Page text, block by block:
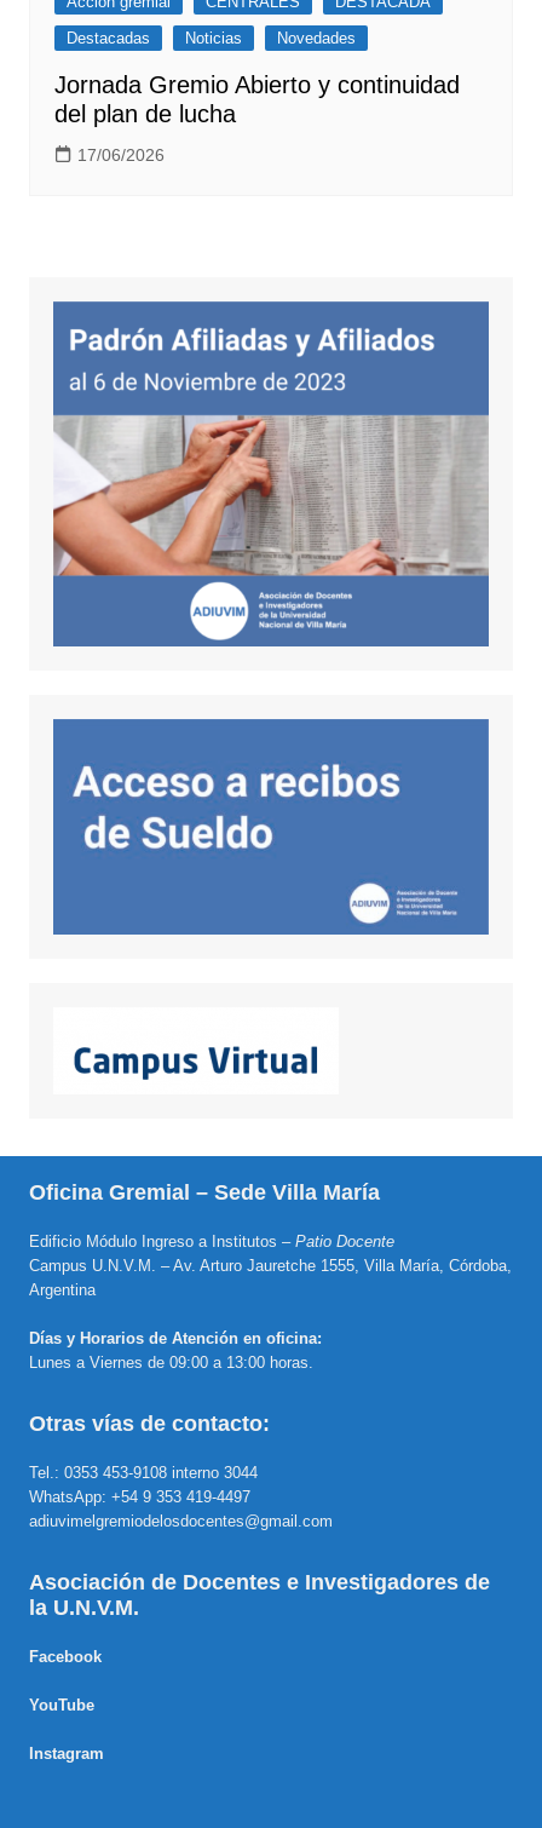
Destacadas
Noticias Novedades
Jornada Gremio Abierto y continuidad
del plan de lucha
17/06/2026
Oficina Gremial – Sede Villa María
Edificio Módulo Ingreso a Institutos – Patio Docente
Campus U.N.V.M. – Av. Arturo Jauretche 1555, Villa María, Córdoba,
Argentina
Días y Horarios de Atención en oficina:
Lunes a Viernes de 09:00 a 13:00 horas.
Otras vías de contacto:
Tel.: 0353 453-9108 interno 3044
WhatsApp: +54 9 353 419-4497
adiuvimelgremiodelosdocentes@gmail.com
Asociación de Docentes e Investigadores de
la U.N.V.M.
Facebook
YouTube
Instagram